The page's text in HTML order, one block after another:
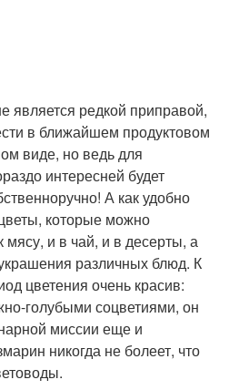
является редкой приправой,
в ближайшем продуктовом
виде, но ведь для
интересней будет
А как удобно
которые можно
мясу, и в чай, и в десерты, а
различных блюд. К
цветения очень красив:
голубыми соцветиями, он
миссии еще и
никогда не болеет, что